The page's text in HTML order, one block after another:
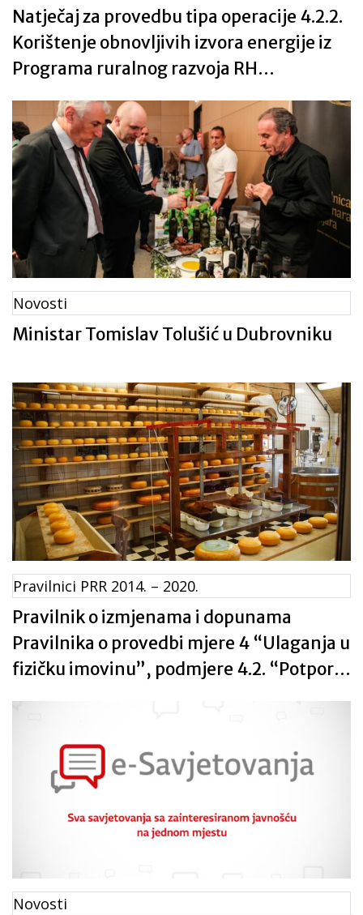
Natječaj za provedbu tipa operacije 4.2.2.
Korištenje obnovljivih izvora energije iz
Programa ruralnog razvoja RH
Novosti
Ministar Tomislav Tolušić u Dubrovniku
Pravilnici PRR 2014. – 2020.
Pravilnik o izmjenama i dopunama
Pravilnika o provedbi mjere 4 “Ulaganja u
fizičku imovinu”, podmjere 4.2. “Potpora
Programa ruralnog razvoja Republike
Hrvatske za razdoblje 2014. – 2020.
Novosti